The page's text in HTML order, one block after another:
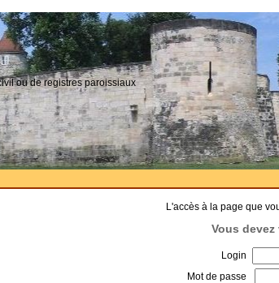
ou de registres paroissiaux
L'accès à la page que
Vous
Login
Mot de passe